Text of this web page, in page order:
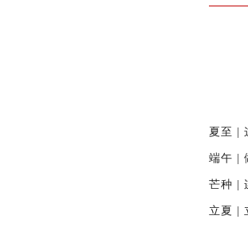
夏至 |
端午 |
芒种 |
立夏 |